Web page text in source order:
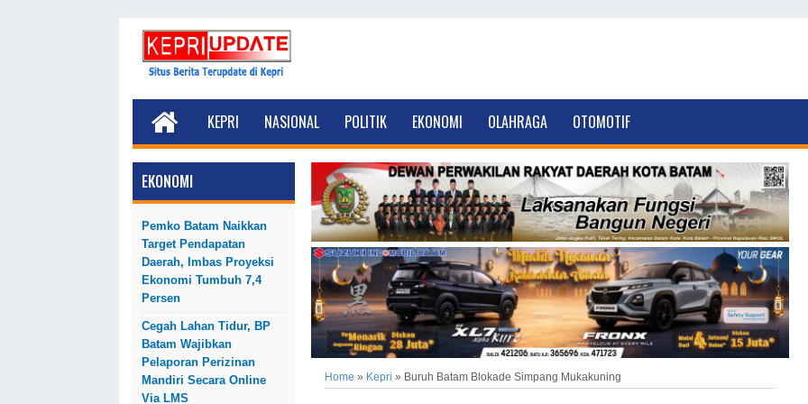
KEPRI NASIONAL POLITIK EKONOMI OLAHRAGA OTOMOTIF
EKONOMI
Pemko Batam Naikkan
Target Pendapatan
Daerah, Imbas Proyeksi
Ekonomi Tumbuh 7,4
Persen
Cegah Lahan Tidur, BP
Batam Wajibkan
Pelaporan Perizinan
Mandiri Secara Online
Via LMS
Home » Kepri » Buruh Batam Blokade Simpang Mukakuning